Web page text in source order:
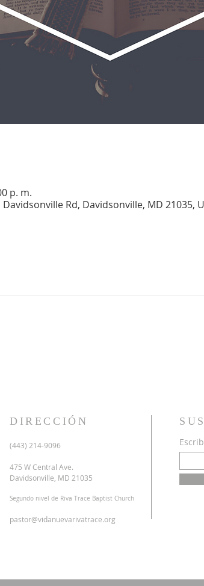
p. m.
Rd, Davidsonville, MD 21035,
DIRECCIÓN
(443) 214-9096
475 W Central Ave.
Davidsonville, MD 21035
Segundo nivel de Riva Trace Baptist Church
pastor@vidanuevarivatrace.org